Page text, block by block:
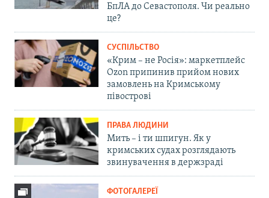
БпЛА до Севастополя. Чи реально
це?
СУСПІЛЬСТВО
«Крим – не Росія»: маркетплейс
Ozon припинив прийом нових
замовлень на Кримському
півострові
ПРАВА ЛЮДИНИ
Мить – і ти шпигун. Як у
кримських судах розглядають
звинувачення в держзраді
ФОТОГАЛЕРЕЇ